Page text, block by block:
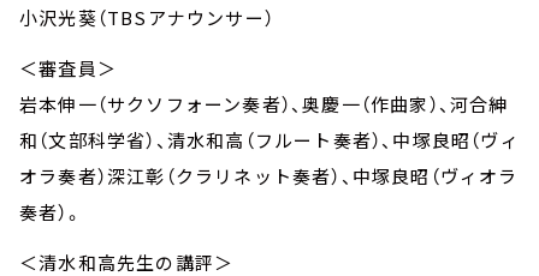
小沢光葵（TBSアナウンサー）
＜審査員＞
岩本伸一（サクソフォーン奏者）、奥慶一（作曲家）、河合紳
和（文部科学省）、清水和高（フルート奏者）、中塚良昭（ヴィ
オラ奏者）深江彰（クラリネット奏者）、中塚良昭（ヴィオラ
奏者）。
＜清水和高先生の講評＞